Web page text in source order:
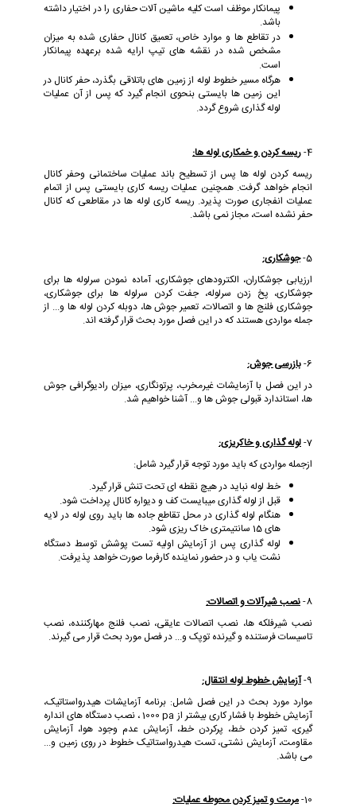
پیمانکار موظف است کلیه ماشین آلات حفاری را در اختیار داشته
باشد.
در تقاطع ها و موارد خاص، تعمیق کانال حفاری شده به میزان
مشخص شده در نقشه های تیپ ارایه شده برعهده پیمانکار
است.
هرگاه مسیر خطوط لوله از زمین های باتلاقی بگذرد، حفر کانال در
این زمین ها بایستی بنحوی انجام گیرد که پس از آن عملیات
لوله گذاری شروع گردد.
4- ریسه کردن و خمکاری لوله ها:
ریسه کردن لوله ها پس از تسطیح باند عملیات ساختمانی وحفر کانال
انجام خواهد گرفت. همچنین عملیات ریسه کاری بایستی پس از اتمام
عملیات انفجاری صورت پذیرد. ریسه کاری لوله ها در مقاطعی که کانال
حفر نشده است، مجاز نمی باشد.
5- جوشکاری:
ارزیابی جوشکاران، الکترودهای جوشکاری، آماده نمودن سرلوله ها برای
جوشکاری، پخ زدن سرلوله، جفت کردن سرلوله ها برای جوشکاری،
جوشکاری فلنج ها و اتصالات، تعمیر جوش ها، دوبله کردن لوله ها و... از
جمله مواردی هستند که در این فصل مورد بحث قرار گرفته اند.
6- بازرسی جوش:
در این فصل با آزمایشات غیرمخرب، پرتونگاری، میزان رادیوگرافی جوش
ها، استاندارد قبولی جوش ها و... آشنا خواهیم شد.
7- لوله گذاری و خاکریزی:
ازجمله مواردی که باید مورد توجه قرار گیرد شامل:
خط لوله نباید در هیچ نقطه ای تحت تنش قرار گیرد.
قبل از لوله گذاری میبایست کف و دیواره کانال پرداخت شود.
هنگام لوله گذاری در محل تقاطع جاده ها باید روی لوله در لایه
های 15 سانتیمتری خاک ریزی شود.
لوله گذاری پس از آزمایش اولیه تست پوشش توسط دستگاه
نشت یاب و در حضور نماینده کارفرما صورت خواهد پذیرفت.
8- نصب شیرآلات و اتصالات:
نصب شیرفلکه ها، نصب اتصالات عایقی، نصب فلنج مهارکننده، نصب
تاسیسات فرستنده و گیرنده توپک و... در فصل مورد بحث قرار می گیرند.
9- آزمایش خطوط لوله انتقال:
موارد مورد بحث در این فصل شامل: برنامه آزمایشات هیدرواستاتیک،
آزمایش خطوط با فشار کاری بیشتر از 1000 pa، نصب دستگاه های انداره
گیری، تمیز کردن خط، پرکردن خط، آزمایش عدم وجود هوا، آزمایش
مقاومت، آزمایش نشتی، تست هیدرواستاتیک خطوط در روی زمین و...
می باشد.
10- مرمت و تمیز کردن محوطه عملیات: